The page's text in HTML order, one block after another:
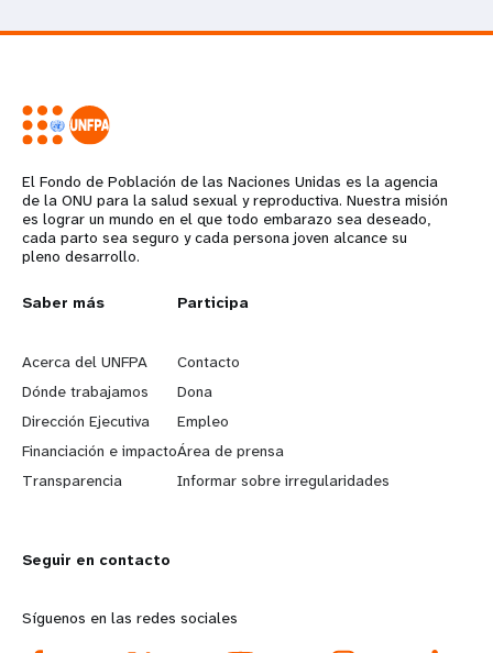
El Fondo de Población de las Naciones Unidas es la agencia
de la ONU para la salud sexual y reproductiva. Nuestra misión
es lograr un mundo en el que todo embarazo sea deseado,
cada parto sea seguro y cada persona joven alcance su
pleno desarrollo.
L
e
a
r
n
o
r
Saber más
Acerca del UNFPA
Dónde trabajamos
Dirección Ejecutiva
Financiación e impacto
Transparencia
G
o
b
e
y
d
Participa
Contacto
Dona
Empleo
Área de prensa
Informar sobre irregularidades
Seguir en contacto
Síguenos en las redes sociales